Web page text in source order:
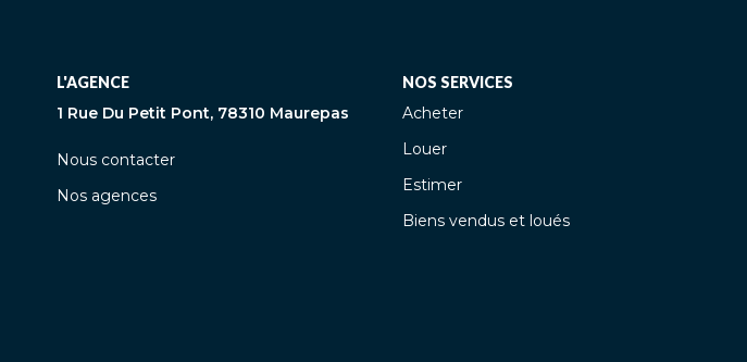
L'AGENCE
1 Rue Du Petit Pont, 78310 Maurepas
Nous contacter
Nos agences
NOS SERVICES
Acheter
Louer
Estimer
Biens vendus et loués